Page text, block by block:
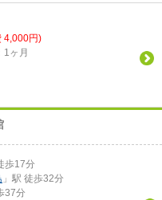
4,000円)
1ヶ月
歩17分
」駅 徒歩32分
37分